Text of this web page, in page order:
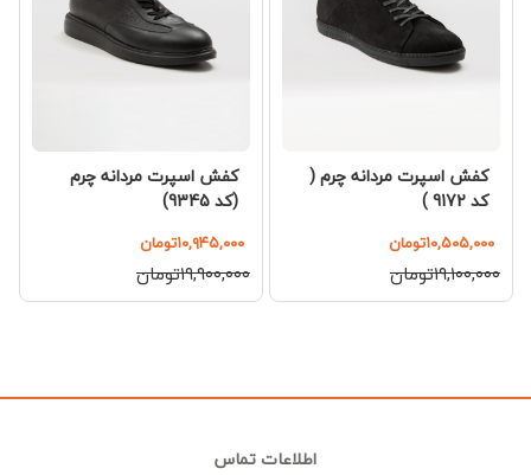
کفش اسپرت مردانه چرم (
کد 9172 )
۱۰,۵۰۵,۰۰۰تومان
۱۹,۱۰۰,۰۰۰تومان
کفش اسپرت مردانه چرم
(کد 9345)
۱۰,۹۴۵,۰۰۰تومان
۱۹,۹۰۰,۰۰۰تومان
اطلاعات تماس